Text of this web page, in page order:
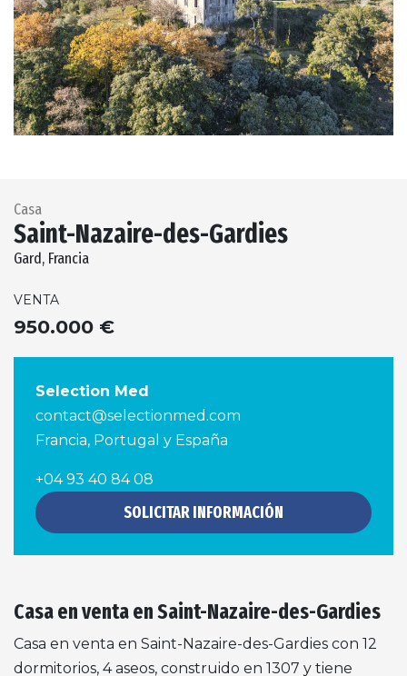
Previous Next
Casa
Saint-Nazaire-des-Gardies
Gard, Francia
VENTA
950.000 €
Selection Med
contact@selectionmed.com
Francia, Portugal y España
+04 93 40 84 08
SOLICITAR INFORMACIÓN
Casa en venta en Saint-Nazaire-des-Gardies
Casa en venta en Saint-Nazaire-des-Gardies con 12
dormitorios, 4 aseos, construido en 1307 y tiene